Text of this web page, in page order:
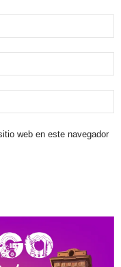
web en este navegador